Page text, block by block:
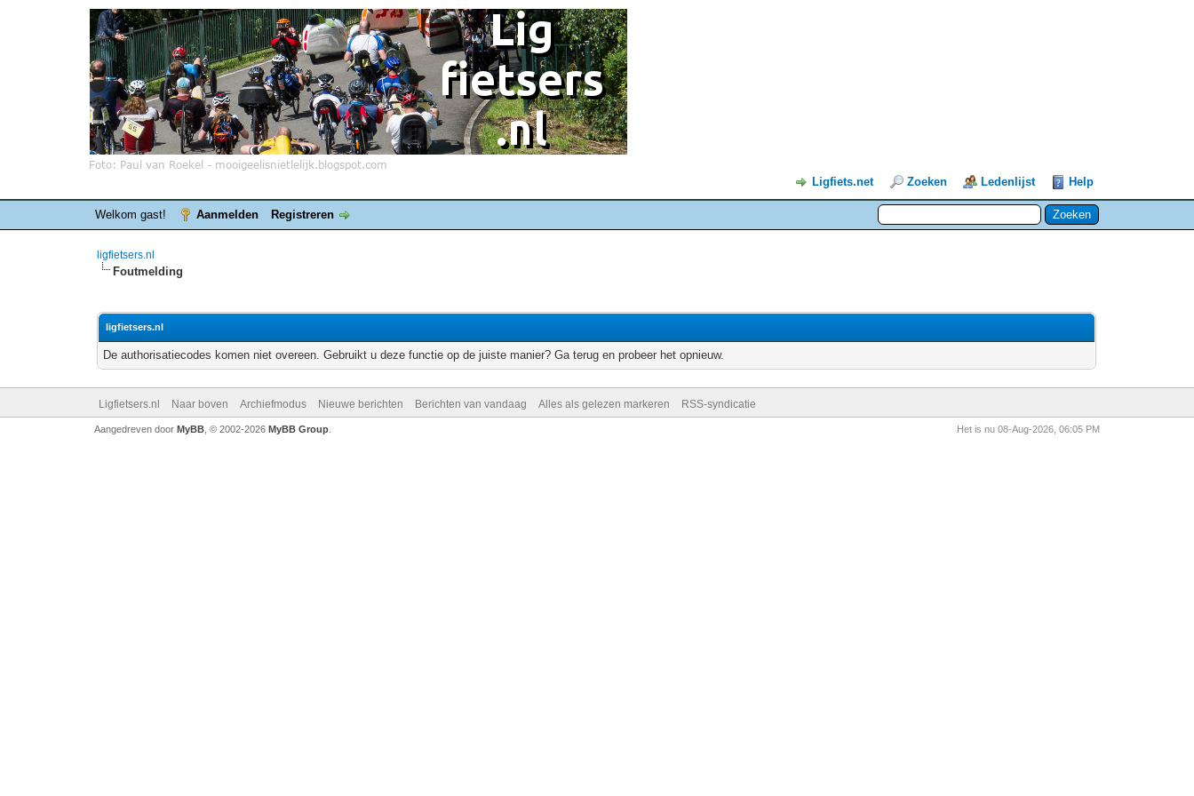
Ligfiets.net Zoeken Ledenlijst Help
Welkom gast! Aanmelden Registreren
ligfietsers.nl
Foutmelding
ligfietsers.nl
De authorisatiecodes komen niet overeen. Gebruikt u deze functie op de juiste manier? Ga terug en probeer het opnieuw.
Ligfietsers.nl Naar boven Archiefmodus Nieuwe berichten Berichten van vandaag Alles als gelezen markeren RSS-syndicatie
Het is nu 08-Aug-2026, 06:05 PM
Aangedreven door MyBB, © 2002-2026 MyBB Group.